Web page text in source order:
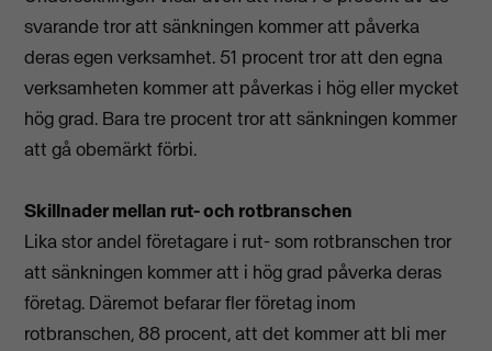
svarande tror att sänkningen kommer att påverka
deras egen verksamhet. 51 procent tror att den egna
verksamheten kommer att påverkas i hög eller mycket
hög grad. Bara tre procent tror att sänkningen kommer
att gå obemärkt förbi.
Skillnader mellan rut- och rotbranschen
Lika stor andel företagare i rut- som rotbranschen tror
att sänkningen kommer att i hög grad påverka deras
företag. Däremot befarar fler företag inom
rotbranschen, 88 procent, att det kommer att bli mer